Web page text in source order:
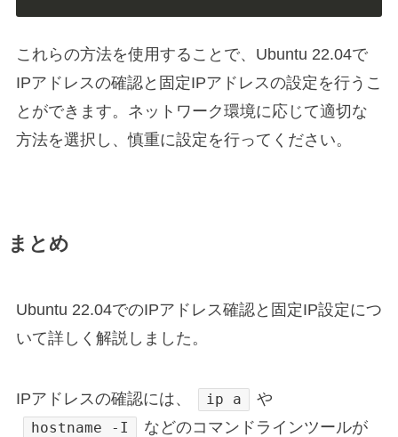
これらの方法を使用することで、Ubuntu 22.04で
IPアドレスの確認と固定IPアドレスの設定を行うこ
とができます。ネットワーク環境に応じて適切な
方法を選択し、慎重に設定を行ってください。
まとめ
Ubuntu 22.04でのIPアドレス確認と固定IP設定につ
いて詳しく解説しました。
IPアドレスの確認には、 ip a や
hostname -I
などのコマンドラインツールが